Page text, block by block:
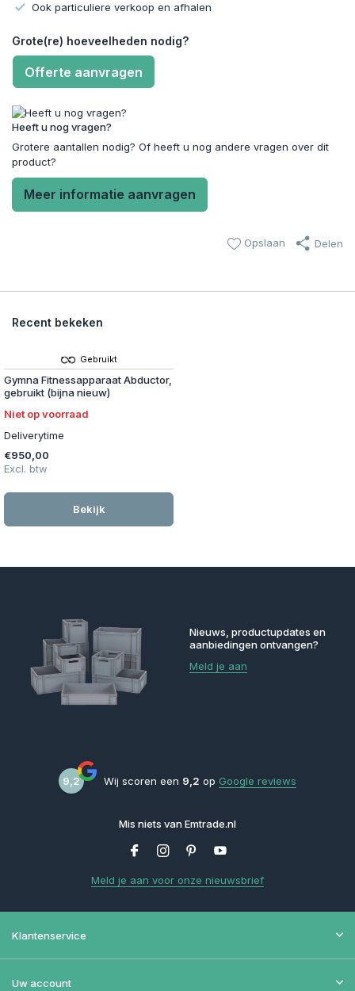
Ook particuliere verkoop en afhalen
Grote(re) hoeveelheden nodig?
Offerte aanvragen
Heeft u nog vragen?
Grotere aantallen nodig? Of heeft u nog andere vragen over dit
product?
Meer informatie aanvragen
Opslaan Delen
Recent bekeken
Gebruikt
Gymna Fitnessapparaat Abductor,
gebruikt (bijna nieuw)
Niet op voorraad
Deliverytime
€950,00
Excl. btw
Bekijk
Nieuws, productupdates en
aanbiedingen ontvangen?
Meld je aan
9,2 Wij scoren een 9,2 op Google reviews
Mis niets van Emtrade.nl
Meld je aan voor onze nieuwsbrief
Klantenservice
Uw account